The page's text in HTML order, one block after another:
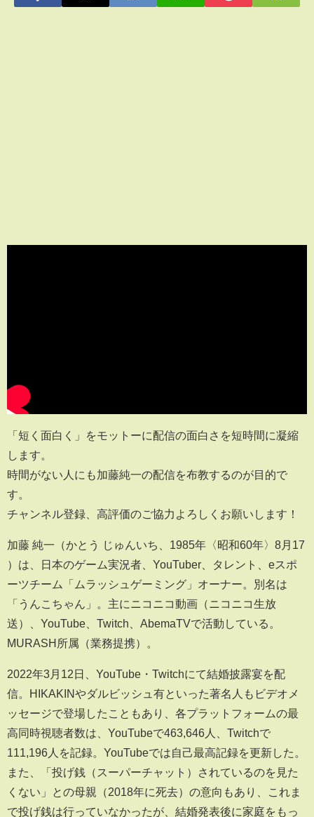
「短く面白く」をモットーに配信の面白さを短時間に凝縮
します。
時間がない人にも加藤純一の配信を布教するのが目的で
す。
チャンネル登録、高評価のご協力よろしくお願いします！
加藤 純一（かとう じゅんいち、1985年〈昭和60年〉8月17
）は、日本のゲーム実況者、YouTuber、タレント、eスポ
ーツチーム「ムラッシュゲーミング」オーナー。別名は
「うんこちゃん」。主にニコニコ動画（ニコニコ生放
送）、YouTube、Twitch、AbemaTVで活動している。
MURASH所属（業務提携）。
2022年3月12日、YouTube・Twitchにて結婚披露宴を配
信。HIKAKINやダルビッシュ有といった著名人もビデオメ
ッセージで登場したこともあり、各プラットフォームの最
高同時視聴者数は、YouTubeで463,646人、Twitchで
111,196人を記録。YouTubeでは自己最高記録を更新した。
また、「投げ銭（スーパーチャット）されているのを見た
くない」との母親（2018年に死去）の意向もあり、これま
で投げ銭は行っていなかったが、結婚発表後に家庭をもっ